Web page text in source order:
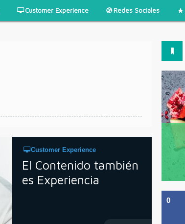
Customer Experience Redes Sociales
Customer Experience
El Contenido también
es Experiencia
0